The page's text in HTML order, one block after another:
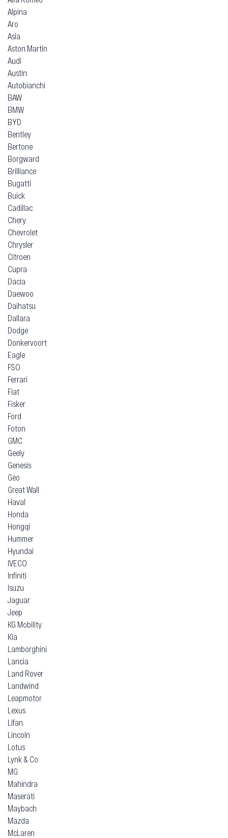
Alpina
Aro
Asia
Aston Martin
Audi
Austin
Autobianchi
BAW
BMW
BYD
Bentley
Bertone
Borgward
Brilliance
Bugatti
Buick
Cadillac
Chery
Chevrolet
Chrysler
Citroen
Cupra
Dacia
Daewoo
Daihatsu
Dallara
Dodge
Donkervoort
Eagle
FSO
Ferrari
Fiat
Fisker
Ford
Foton
GMC
Geely
Genesis
Geo
Great Wall
Haval
Honda
Hongqi
Hummer
Hyundai
IVECO
Infiniti
Isuzu
Jaguar
Jeep
KG Mobility
Kia
Lamborghini
Lancia
Land Rover
Landwind
Leapmotor
Lexus
Lifan
Lincoln
Lotus
Lynk & Co
MG
Mahindra
Maserati
Maybach
Mazda
McLaren